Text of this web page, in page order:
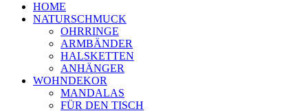
HOME
NATURSCHMUCK
OHRRINGE
ARMBÄNDER
HALSKETTEN
ANHÄNGER
WOHNDEKOR
MANDALAS
FÜR DEN TISCH